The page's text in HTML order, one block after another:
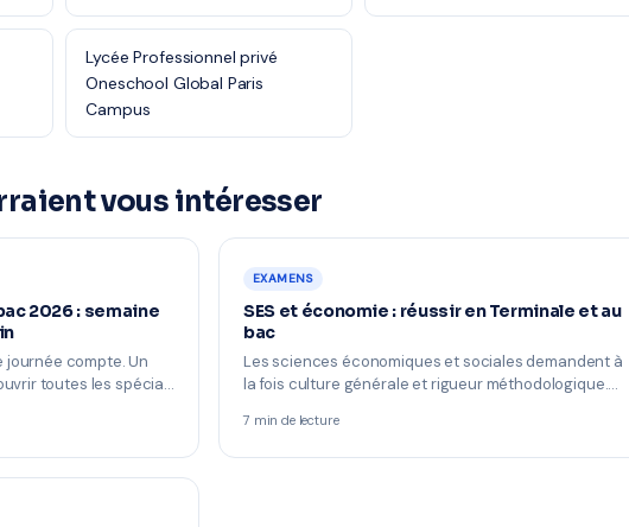
Lycée Professionnel privé
Oneschool Global Paris
Campus
vous intéresser
2026 : semaine
journée compte. Un
toutes les spécia…
EXAMENS
SES et économie : réussir en Terminale et au
bac
Les sciences économiques et sociales demandent à
la fois culture générale et rigueur méthodologique.…
7 min de lecture